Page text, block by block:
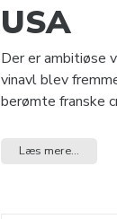
USA
Der er ambitiøse
vinavl blev
berømte franske
Læs mere...